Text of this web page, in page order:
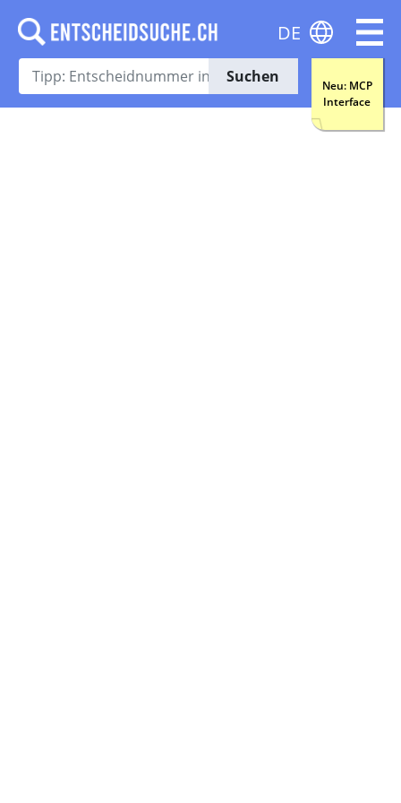
Suchen
Neu: MCP
Interface
DE